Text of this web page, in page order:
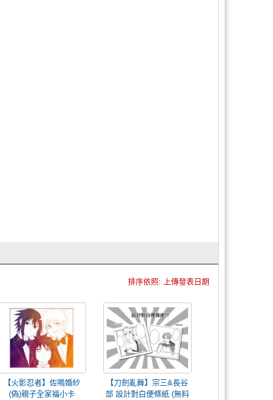
排序依照: 上傳發表日期
【火影忍者】佐鳴婚紗
(偽)親子全家福小卡
【刀劍亂舞】宗三&長谷
部 設計對白便條紙 (無料